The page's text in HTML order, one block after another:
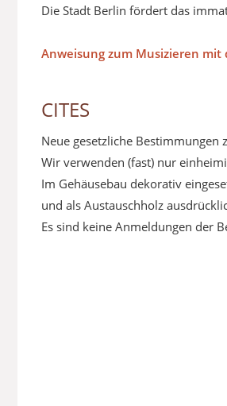
Die Stadt Berlin fördert das
Anweisung zum Musizieren
CITES
Neue gesetzliche
Wir verwenden (fast) nur
Im Gehäusebau dekorativ
und als Austauschholz
Es sind keine Anmeldungen der